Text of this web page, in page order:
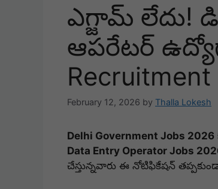
ఎగ్జామ్ లేదు!
ఆపరేటర్
February 12, 2026 by Thalla Lokesh
Delhi Government Jobs 2026
Data Entry Operator Jobs
చేస్తున్నవారు ఈ నోటిఫికేషన్